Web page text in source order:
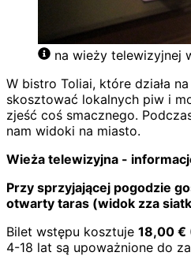
na wieży telewizyjnej
W bistro Toliai, które działa
skosztować lokalnych piw i
zjeść coś smacznego.
nam widoki na miasto.
Wieża telewizyjna -
Przy sprzyjającej pogodzie
otwarty taras (widok zza
Bilet wstępu kosztuje 18,00 €
4-18 lat są upoważnione do